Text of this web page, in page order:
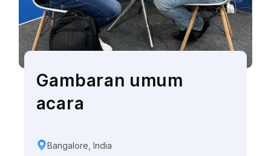
Gambaran umum
acara
Bangalore, India